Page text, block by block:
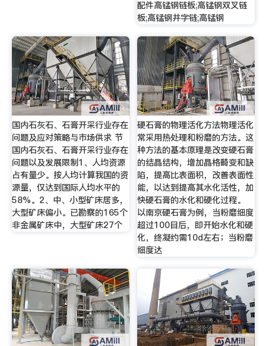
配件高锰钢链板;高锰钢双叉链
板;高锰钢井字链;高锰钢
国内石灰石、石膏开采行业存在
问题及应对策略与市场供求 节
国内石灰石、石膏开采行业存在
问题以及发展限制1、人均资源
占有量少。按人均计算我国的资
源量，仅达到国际人均水平的
58%。2、中、小型矿床居多，
大型矿床偏小。已勘察的165个
非金属矿床中，大型矿床27个
硬石膏的物理活化方法物理活化
常采用热处理和粉磨的方法。这
种方法的基本原理是改变硬石膏
的结晶结构，增加晶格畸变和缺
陷，提高比表面积，改善表面性
能，以达到提高其水化活性，加
快硬石膏的水化和硬化过程。
以南京硬石膏为例，当粉磨细度
超过100目后，即开始水化和硬
化，终凝约需10d左右；当粉磨
细度达